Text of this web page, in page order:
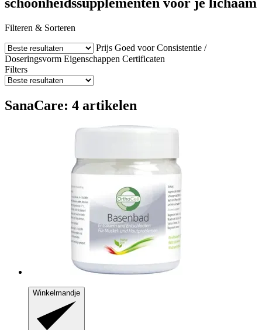
Filteren & Sorteren
Prijs Goed voor Consistentie /
Doseringsvorm Eigenschappen Certificaten
Filters
SanaCare: 4 artikelen
Winkelmandje